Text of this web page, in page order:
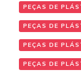
PEÇAS DE
PEÇAS DE
PEÇAS DE
PEÇAS DE